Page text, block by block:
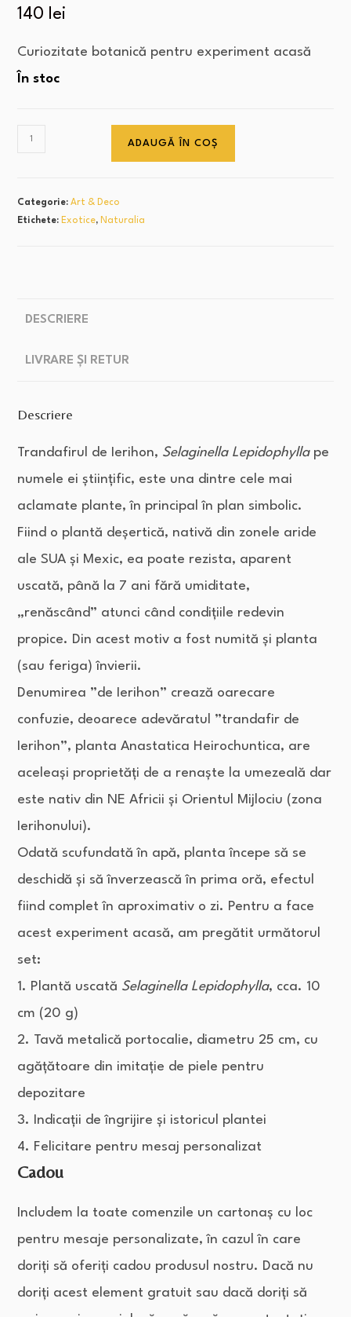
140 lei
Curiozitate botanică pentru experiment acasă
În stoc
ADAUGĂ ÎN COȘ
Categorie:Art & Deco
Etichete: Exotice, Naturalia
DESCRIERE
LIVRARE ȘI RETUR
Descriere
Trandafirul de Ierihon, Selaginella Lepidophyllape
numele ei științific, este una dintre cele mai
aclamate plante, în principal în plan simbolic.
Fiind o plantă deșertică, nativă din zonele aride
ale SUA și Mexic, ea poate rezista, aparent
uscată, până la 7 ani fără umiditate,
„renăscând” atunci când condițiile redevin
propice. Din acest motiv a fost numită și planta
(sau feriga) învierii.
Denumirea ”de Ierihon” crează oarecare
confuzie, deoarece adevăratul ”trandafir de
Ierihon”, planta Anastatica Heirochuntica, are
aceleași proprietăți de a renaște la umezeală dar
este nativ din NE Africii și Orientul Mijlociu (zona
Ierihonului).
Odată scufundată în apă, planta începe să se
deschidă și să înverzească în prima oră, efectul
fiind complet în aproximativ o zi. Pentru a face
acest experiment acasă, am pregătit următorul
set:
1. Plantă uscată Selaginella Lepidophylla, cca. 10
cm (20 g)
2. Tavă metalică portocalie, diametru 25 cm, cu
agățătoare din imitație de piele pentru
depozitare
3. Indicații de îngrijire și istoricul plantei
4. Felicitare pentru mesaj personalizat
Cadou
Includem la toate comenzile un cartonaș cu loc
pentru mesaje personalizate, în cazul în care
doriți să oferiți cadou produsul nostru. Dacă nu
doriți acest element gratuit sau dacă doriți să